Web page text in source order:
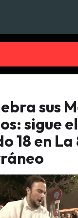
sus
sigue
18 en La